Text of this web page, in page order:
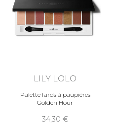
LILY LOLO
Palette fards à paupières
Golden Hour
34,30